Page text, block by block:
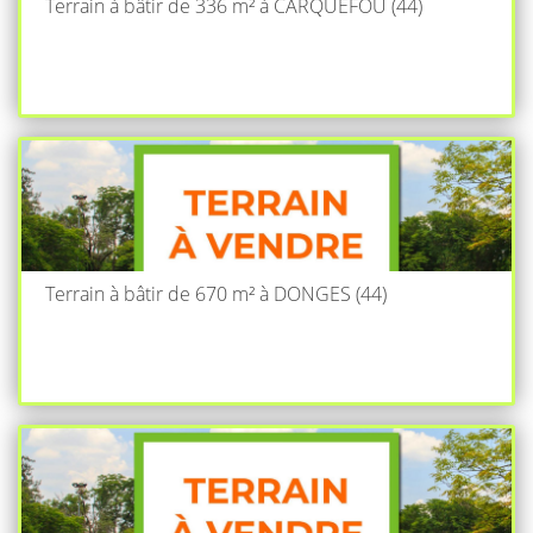
Terrain à bâtir de 336 m² à CARQUEFOU (44)
Terrain à bâtir de 670 m² à DONGES (44)